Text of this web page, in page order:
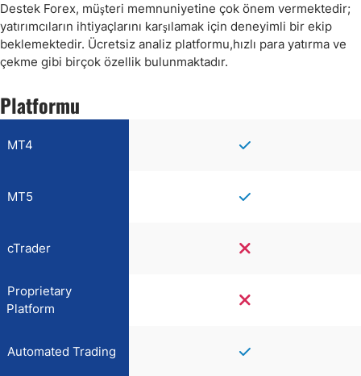
Destek Forex, müşteri memnuniyetine çok önem vermektedir;
yatırımcıların ihtiyaçlarını karşılamak için deneyimli bir ekip
beklemektedir. Ücretsiz analiz platformu,hızlı para yatırma ve
çekme gibi birçok özellik bulunmaktadır.
Platformu
MT4
MT5
cTrader
Proprietary
Platform
Automated Trading